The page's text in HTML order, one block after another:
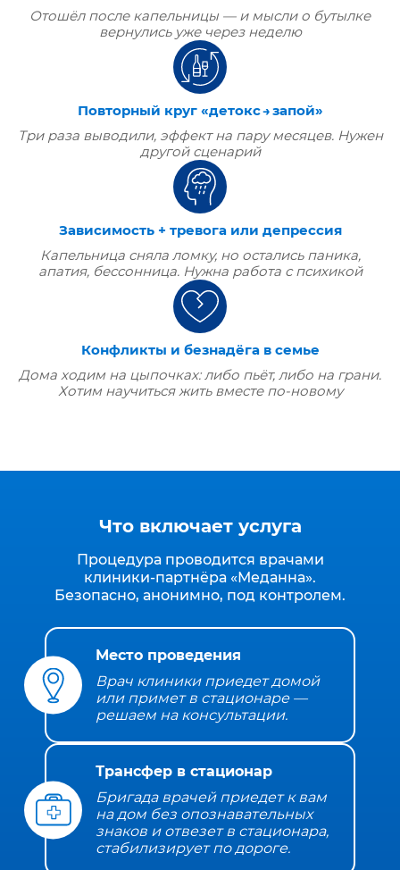
Отошёл после капельницы — и мысли о бутылке
вернулись уже через неделю
Повторный круг «детокс → запой»
Три раза выводили, эффект на пару месяцев. Нужен
другой сценарий
Зависимость + тревога или депрессия
Капельница сняла ломку, но остались паника,
апатия, бессонница. Нужна работа с психикой
Конфликты и безнадёга в семье
Дома ходим на цыпочках: либо пьёт, либо на грани.
Хотим научиться жить вместе по‑новому
Что включает услуга
Процедура проводится врачами
клиники‑партнёра «Меданна».
Безопасно, анонимно, под контролем.
Место проведения
Врач клиники приедет домой
или примет в стационаре —
решаем на консультации.
Трансфер в стационар
Бригада врачей приедет к вам
на дом без опознавательных
знаков и отвезет в стационара,
стабилизирует по дороге.